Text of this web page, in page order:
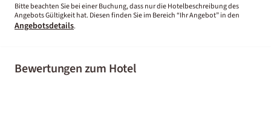
Bitte beachten Sie bei einer Buchung, dass nur die Hotelbeschreibung des
Angebots Gültigkeit hat. Diesen finden Sie im Bereich “Ihr Angebot” in den
Angebotsdetails.
Bewertungen zum Hotel